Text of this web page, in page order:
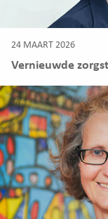
24 MAART 2026
Vernieuwde